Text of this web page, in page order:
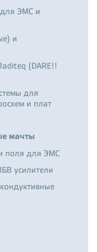
ЭМС и
и
(DARE!!
для
и плат
мачты
поля для ЭМС
усилители